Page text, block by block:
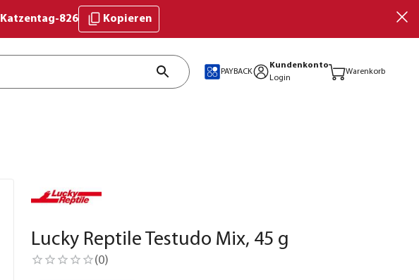
Katzentag-826 Kopieren
PAYBACK
Kundenkonto
Login
Warenkorb
Lucky Reptile Testudo Mix, 45 g
(0)